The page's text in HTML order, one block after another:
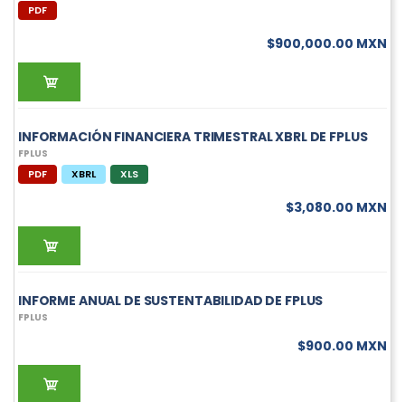
PDF
$900,000.00 MXN
INFORMACIÓN FINANCIERA TRIMESTRAL XBRL DE FPLUS
FPLUS
PDF XBRL XLS
$3,080.00 MXN
INFORME ANUAL DE SUSTENTABILIDAD DE FPLUS
FPLUS
$900.00 MXN